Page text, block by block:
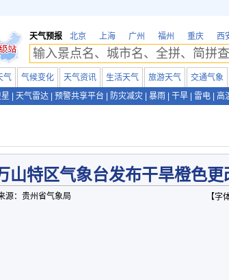
天气预报 北京 上海 广州 福州 重庆 西
气 气候变化 天气资讯 生活天气 旅游天气 交通气象
天气雷达 预警共享平台 防灾减灾 暴雨 干旱 雷电 高
山特区气象台发布干旱橙色更
源：贵州省气象局 【字